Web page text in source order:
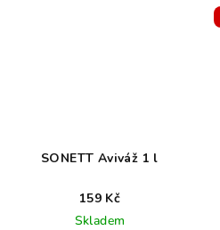
SONETT Aviváž 1 l
159 Kč
Skladem